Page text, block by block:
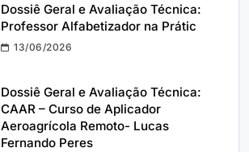
Dossiê Geral e Avaliação Técnica:
Professor Alfabetizador na Prátic
13/06/2026
Dossiê Geral e Avaliação Técnica:
CAAR – Curso de Aplicador
Aeroagrícola Remoto- Lucas
Fernando Peres